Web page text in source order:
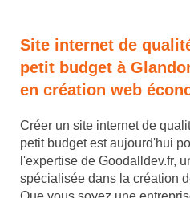
Site internet de
petit budget à
en création web
Créer un site internet de
petit budget est aujourd'hui
l'expertise de Goodalldev.fr,
spécialisée dans la création